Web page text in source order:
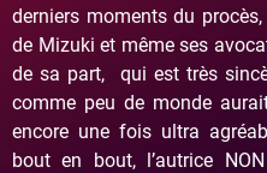
derniers moments du
de Mizuki et même ses
de sa part, qui est très
comme peu de monde
encore une fois ultra
bout en bout, l’autrice